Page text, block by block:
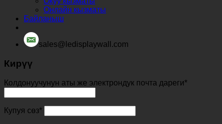
Онлайн кызматы
Байланыш
sales@ledisplaywall.com
Кирүү
Колдонуучунун аты же электрондук почта дареги*
Купуя сөз*